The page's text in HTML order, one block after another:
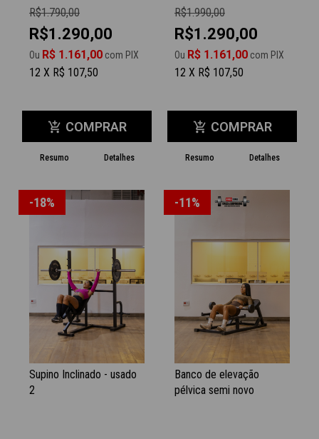
R$1.790,00
R$1.290,00
Ou R$ 1.161,00 com PIX
12 X R$ 107,50
add_shopping_cart COMPRAR
Resumo Detalhes
R$1.990,00
R$1.290,00
Ou R$ 1.161,00 com PIX
12 X R$ 107,50
add_shopping_cart COMPRAR
Resumo Detalhes
-18%
Supino Inclinado - usado
2
-11%
Banco de elevação
pélvica semi novo